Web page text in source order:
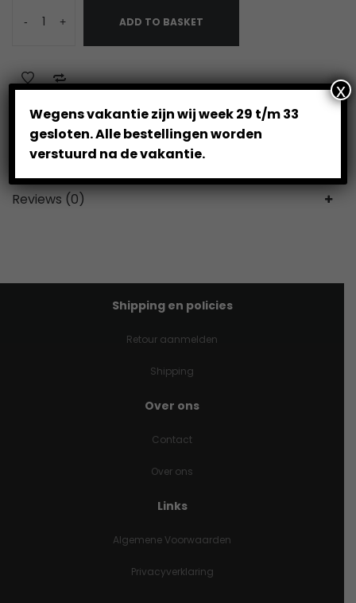
- + ADD TO BASKET
Category:
Reviews (0)
Shipping en policies
Retour aanmelden
Shipping
Over ons
Contact
Over ons
Links
Algemene Voorwaarden
Privacyverklaring
Wegens vakantie zijn wij week 29 t/m 33
gesloten. Alle bestellingen worden
verstuurd na de vakantie.
x